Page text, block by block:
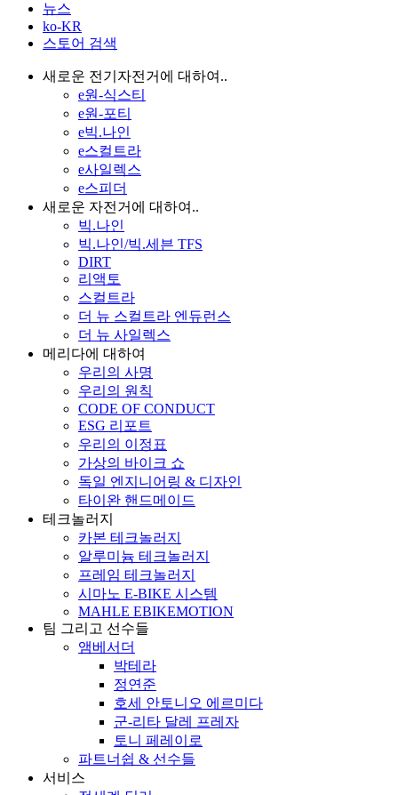
뉴스
ko-KR
스토어 검색
새로운 전기자전거에 대하여..
e원-식스티
e원-포티
e빅.나인
e스컬트라
e사일렉스
e스피더
새로운 자전거에 대하여..
빅.나인
빅.나인/빅.세븐 TFS
DIRT
리액토
스컬트라
더 뉴 스컬트라 엔듀런스
더 뉴 사일렉스
메리다에 대하여
우리의 사명
우리의 원칙
CODE OF CONDUCT
ESG 리포트
우리의 이정표
가상의 바이크 쇼
독일 엔지니어링 & 디자인
타이완 핸드메이드
테크놀러지
카본 테크놀러지
알루미늄 테크놀러지
프레임 테크놀러지
시마노 E-BIKE 시스템
MAHLE EBIKEMOTION
팀 그리고 선수들
앰베서더
박테라
정연준
호세 안토니오 에르미다
군-리타 달레 프레자
토니 페레이로
파트너쉽 & 선수들
서비스